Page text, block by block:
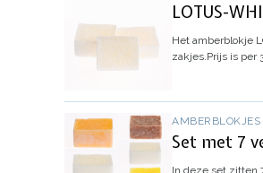
LOTUS-
Het amberblokje
zakjes.Prijs is per
Set met 7